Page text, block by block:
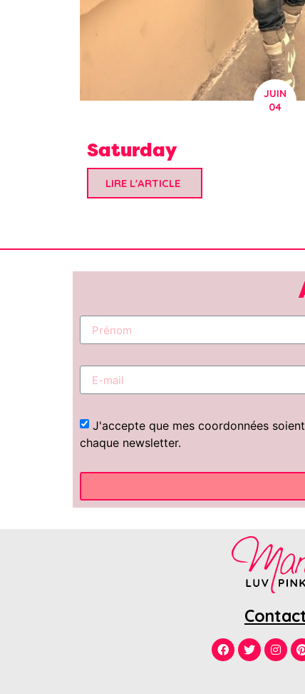
JUIN
04
Saturday
LIRE L'ARTICLE
J'accepte que mes coordonnées
chaque newsletter.